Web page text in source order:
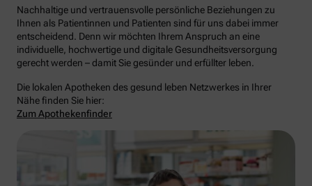
Nachhaltige und vertrauensvolle persönliche Beziehungen zu
Ihnen als Patientinnen und Patienten sind für uns dabei immer
entscheidend. Denn wir möchten Ihrem Anspruch an eine
individuelle, hochwertige und digitale Gesundheitsversorgung
gerecht werden – damit Sie gesünder und erfüllter leben.
Die lokalen Apotheken des gesund leben Netzwerkes in Ihrer
Nähe finden Sie hier:
Zum Apothekenfinder